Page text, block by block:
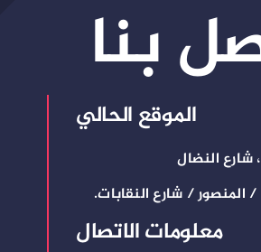
بنا
الموقع الحالي
شارع النضال
/ المنصور / شارع النقابات.
معلومات الاتصال